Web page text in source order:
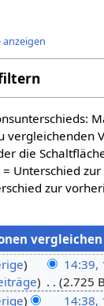
anzeigen
vergleichenden
die
= Unterschied
zur
14:39,
2.725
14:38,